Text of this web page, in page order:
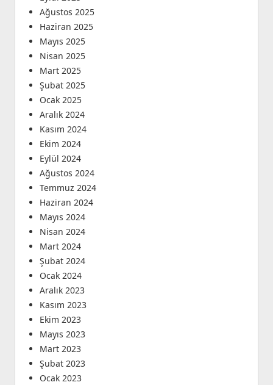
Ağustos 2025
Haziran 2025
Mayıs 2025
Nisan 2025
Mart 2025
Şubat 2025
Ocak 2025
Aralık 2024
Kasım 2024
Ekim 2024
Eylül 2024
Ağustos 2024
Temmuz 2024
Haziran 2024
Mayıs 2024
Nisan 2024
Mart 2024
Şubat 2024
Ocak 2024
Aralık 2023
Kasım 2023
Ekim 2023
Mayıs 2023
Mart 2023
Şubat 2023
Ocak 2023